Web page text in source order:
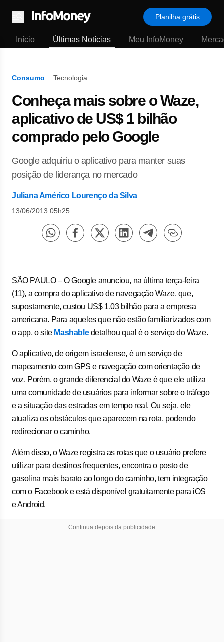
Menu
Planilha grátis
Início Últimas Notícias Meu InfoMoney
Consumo Tecnologia
Conheça mais sobre o Waze,
aplicativo de US$ 1 bilhão
comprado pelo Google
Google adquiriu o aplicativo para manter suas
posição de liderança no mercado
Juliana Américo Lourenço da Silva
13/06/2013 05h25
SÃO PAULO – OGoogle anunciou, na última terça-feira
(11), a compra do aplicativo de navegaçãoWaze, que,
supostamente, custou US$ 1,03 bilhão para a empresa
americana. Para aqueles que não estão familiarizados com
oapp, o site Mashabledetalhou qual é o serviço doWaze.
O aplicativo, de origem israelense, é um serviço de
mapeamento com GPS e navegação com orientação de
voz. Porém, o grande diferencial do Waze é que ele utiliza
uma comunidade de usuários para informar sobre o tráfego
e a situação das estradas em tempo real. Ou seja, ele
atualiza os obstáculos que aparecem na rota, podendo
redirecionar o caminho.
Além disso, o Waze registra as rotas que o usuário prefere
utilizar para destinos frequentes, encontra o posto de
gasolina mais barato ao longo do caminho, tem integração
com o Facebook e está disponível gratuitamente para iOS
e Android.
Continua depois da publicidade